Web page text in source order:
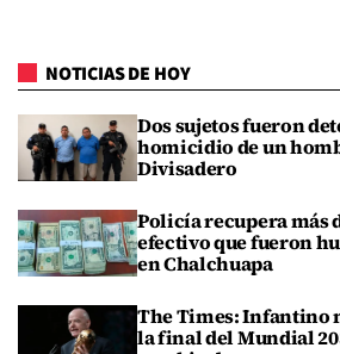
NOTICIAS DE HOY
Dos sujetos fueron
homicidio de un
Divisadero
Policía recupera más
efectivo que fueron
en Chalchuapa
The Times: Infantino
la final del Mundial